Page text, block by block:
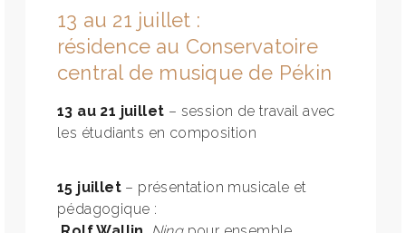
13 au 21 juillet :
résidence au Conservatoire
central de musique de Pékin
13 au 21 juillet – session de travail avec
les étudiants en composition
15 juillet – présentation musicale et
pédagogique :